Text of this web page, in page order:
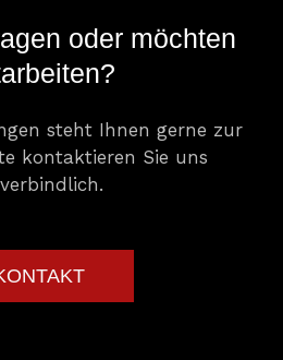
oder möchten
steht Ihnen gerne zur
kontaktieren Sie uns